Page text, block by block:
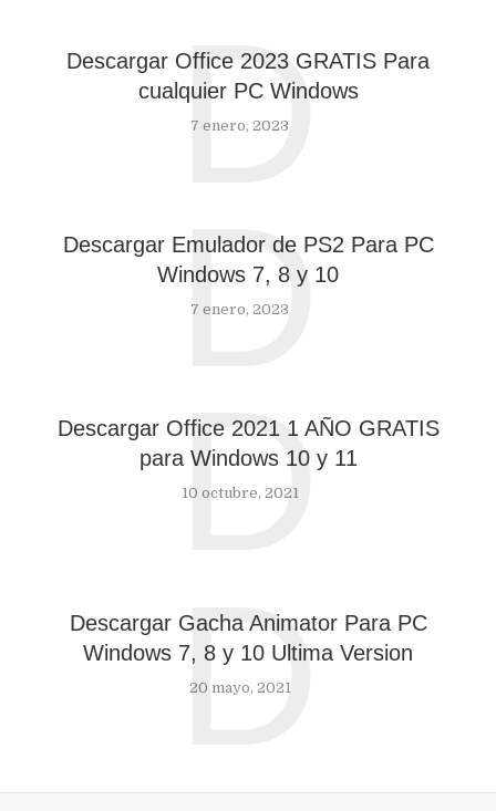
Descargar Office 2023 GRATIS Para
cualquier PC Windows
7 enero, 2023
D
Descargar Emulador de PS2 Para PC
Windows 7, 8 y 10
7 enero, 2023
D
Descargar Office 2021 1 AÑO GRATIS
para Windows 10 y 11
10 octubre, 2021
D
Descargar Gacha Animator Para PC
Windows 7, 8 y 10 Ultima Version
20 mayo, 2021
D